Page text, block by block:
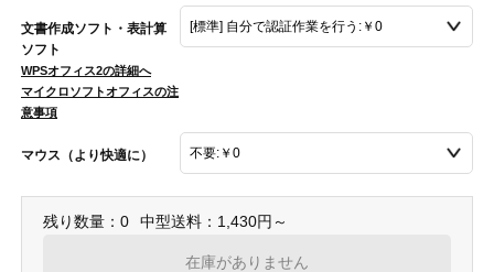
文書作成ソフト・表計算
ソフト
WPSオフィス2の詳細へ
マイクロソフトオフィスの注
意事項
マウス（より快適に）
残り数量：0 中型送料：1,430円～
在庫がありません